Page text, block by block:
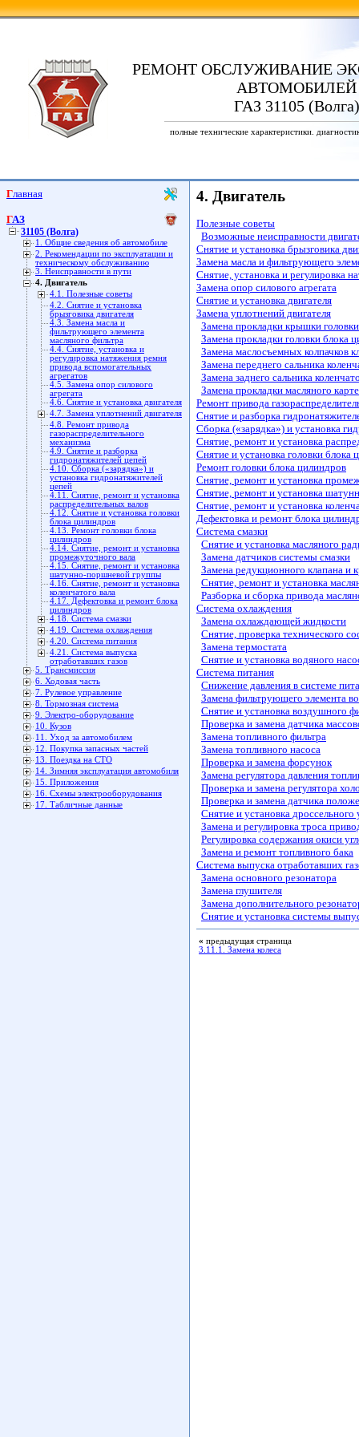
РЕМОНТ ОБСЛУЖИВАНИЕ
АВТОМОБИЛЕЙ
ГАЗ 31105 (Волга)
полные технические характеристики.
Главная
ГАЗ
31105 (Волга)
1. Общие сведения об автомобиле
2. Рекомендации по эксплуатации и
техническому обслуживанию
3. Неисправности в пути
4. Двигатель
4.1. Полезные советы
4.2. Снятие и установка
брызговика двигателя
4.3. Замена масла и
фильтрующего элемента
масляного фильтра
4.4. Снятие, установка и
регулировка натяжения ремня
привода вспомогательных
агрегатов
4.5. Замена опор силового
агрегата
4.6. Снятие и установка двигателя
4.7. Замена уплотнений двигателя
4.8. Ремонт привода
газораспределительного
механизма
4.9. Снятие и разборка
гидронатяжителей цепей
4.10. Сборка («зарядка») и
установка гидронатяжителей
цепей
4.11. Снятие, ремонт и установка
распределительных валов
4.12. Снятие и установка головки
блока цилиндров
4.13. Ремонт головки блока
цилиндров
4.14. Снятие, ремонт и установка
промежуточного вала
4.15. Снятие, ремонт и установка
шатунно-поршневой группы
4.16. Снятие, ремонт и установка
коленчатого вала
4.17. Дефектовка и ремонт блока
цилиндров
4.18. Система смазки
4.19. Система охлаждения
4.20. Система питания
4.21. Система выпуска
отработавших газов
5. Трансмиссия
6. Ходовая часть
7. Рулевое управление
8. Тормозная система
9. Электро-оборудование
10. Кузов
11. Уход за автомобилем
12. Покупка запасных частей
13. Поездка на СТО
14. Зимняя эксплуатация автомобиля
15. Приложения
16. Схемы электрооборудования
17. Табличные данные
4. Двигатель
Полезные советы
Возможные неисправности
Снятие и установка брызговика
Замена масла и фильтрующего
Снятие, установка и регулировка
Замена опор силового агрегата
Снятие и установка двигателя
Замена уплотнений двигателя
Замена прокладки крышки
Замена прокладки головки блока
Замена маслосъемных колпачков
Замена переднего сальника
Замена заднего сальника
Замена прокладки масляного
Ремонт привода
Снятие и разборка
Сборка («зарядка») и установка
Снятие, ремонт и установка
Снятие и установка головки блока
Ремонт головки блока цилиндров
Снятие, ремонт и установка
Снятие, ремонт и установка
Снятие, ремонт и установка
Дефектовка и ремонт блока
Система смазки
Снятие и установка масляного
Замена датчиков системы смазки
Замена редукционного клапана и
Снятие, ремонт и установка
Разборка и сборка привода
Система охлаждения
Замена охлаждающей жидкости
Снятие, проверка технического
Замена термостата
Снятие и установка водяного
Система питания
Снижение давления в системе
Замена фильтрующего элемента
Снятие и установка воздушного
Проверка и замена датчика
Замена топливного фильтра
Замена топливного насоса
Проверка и замена форсунок
Замена регулятора давления
Проверка и замена регулятора
Проверка и замена датчика
Снятие и установка дроссельного
Замена и регулировка троса
Регулировка содержания окиси
Замена и ремонт топливного бака
Система выпуска отработавших
Замена основного резонатора
Замена глушителя
Замена дополнительного
Снятие и установка системы
« предыдущая страница
3.11.1. Замена колеса